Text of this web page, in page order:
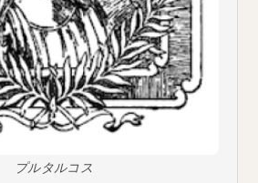
プルタルコス